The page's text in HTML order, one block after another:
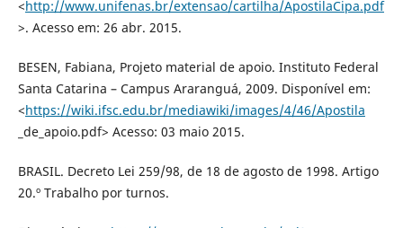
<http://www.unifenas.br/extensao/cartilha/ApostilaCipa.pdf
>. Acesso em: 26 abr. 2015.
BESEN, Fabiana, Projeto material de apoio. Instituto Federal
Santa Catarina – Campus Araranguá, 2009. Disponível em:
<https://wiki.ifsc.edu.br/mediawiki/images/4/46/Apostila
_de_apoio.pdf> Acesso: 03 maio 2015.
BRASIL. Decreto Lei 259/98, de 18 de agosto de 1998. Artigo
20.º Trabalho por turnos.